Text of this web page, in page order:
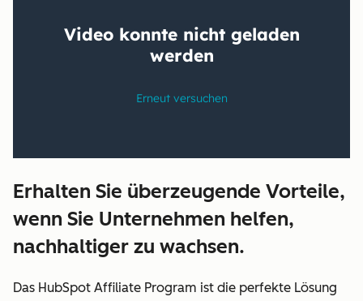
Erhalten Sie überzeugende Vorteile,
wenn Sie Unternehmen helfen,
nachhaltiger zu wachsen.
Das HubSpot Affiliate Program ist die perfekte Lösung